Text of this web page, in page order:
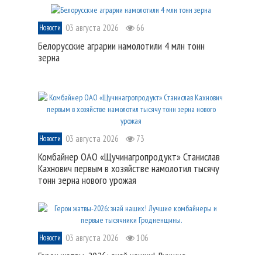
Новости 03 августа 2026 66
Белорусские аграрии намолотили 4 млн тонн
зерна
Новости 03 августа 2026 73
Комбайнер ОАО «Щучинагропродукт» Станислав
Кахнович первым в хозяйстве намолотил тысячу
тонн зерна нового урожая
Новости 03 августа 2026 106